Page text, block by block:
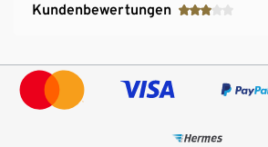
Kundenbewertungen